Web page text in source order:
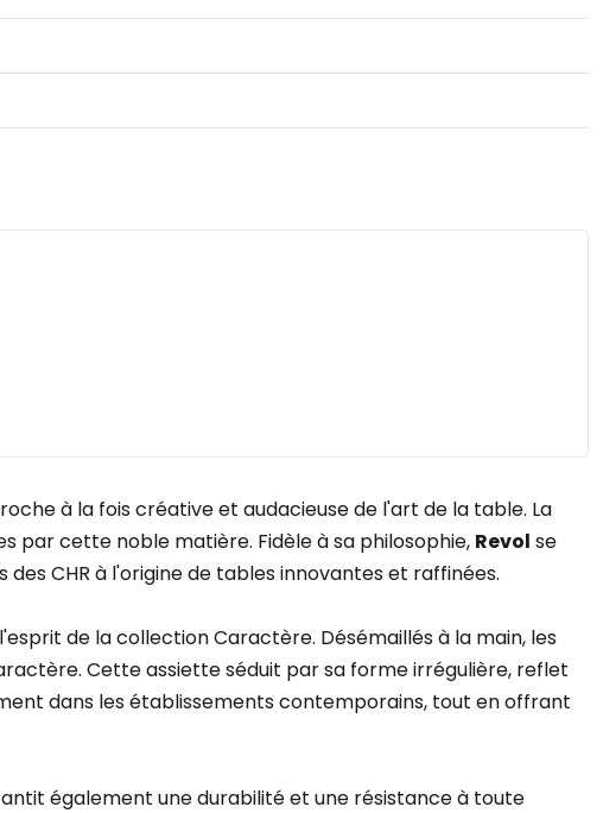
à la fois créative et audacieuse de l'art de la table. La
par cette noble matière. Fidèle à sa philosophie, Revol se
CHR à l'origine de tables innovantes et raffinées.
de la collection Caractère. Désémaillés à la main, les
Cette assiette séduit par sa forme irrégulière, reflet
dans les établissements contemporains, tout en offrant
également une durabilité et une résistance à toute